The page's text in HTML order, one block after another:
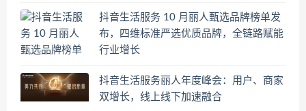
抖音生活服务 10 月丽人甄选品牌榜单发
布，四维标准严选优质品牌，全链路赋能
行业增长
抖音生活服务丽人年度峰会：用户、商家
双增长，线上线下加速融合